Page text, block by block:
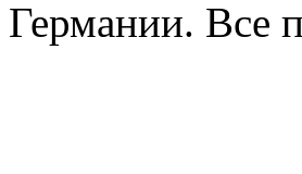
Германии. Все